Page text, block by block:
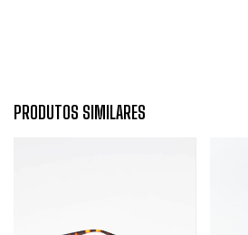
PRODUTOS SIMILARES